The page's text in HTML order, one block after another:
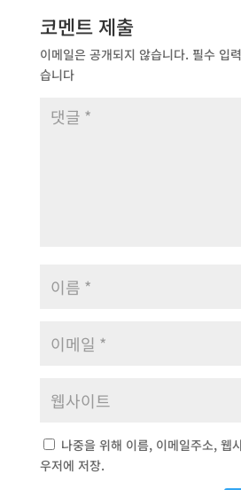
코멘트 제출
이메일은 공개되지 않습니다. 필수 입
습니다
나중을 위해 이름, 이메일주소, 웹
우저에 저장.